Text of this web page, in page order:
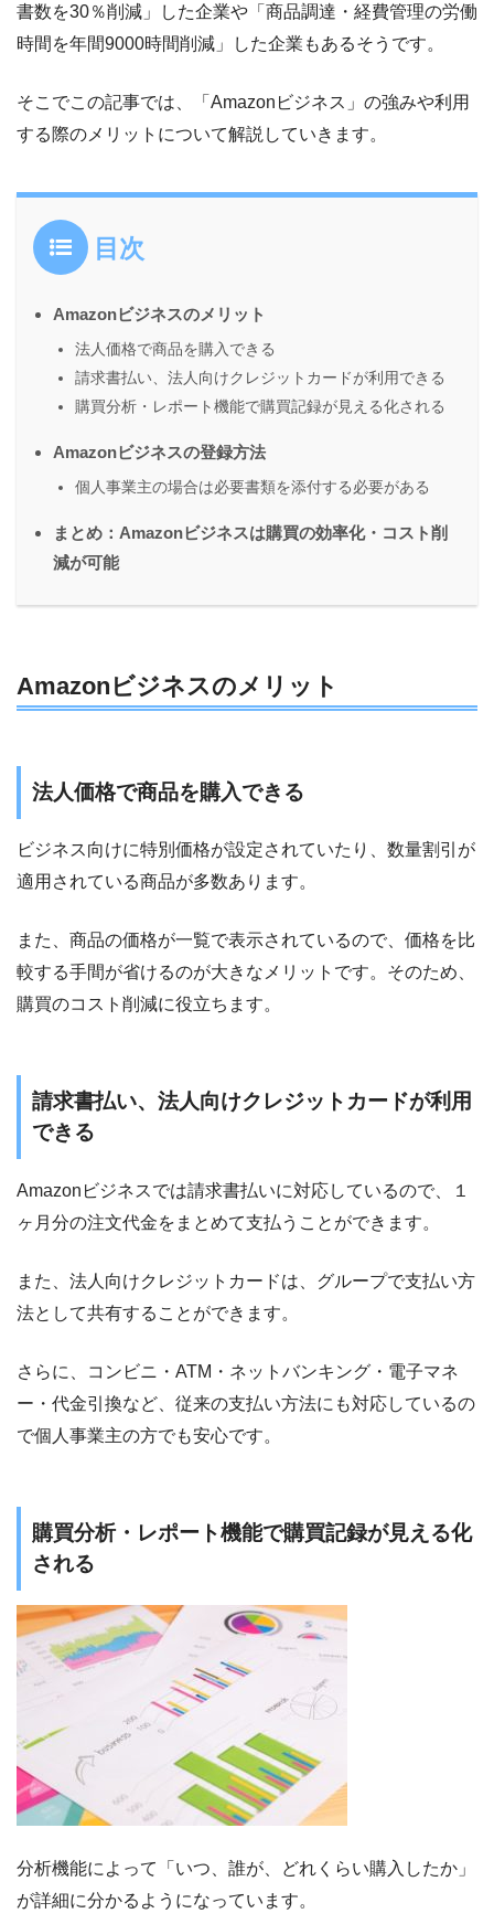
書数を30％削減」した企業や「商品調達・経費管理の労働
時間を年間9000時間削減」した企業もあるそうです。
そこでこの記事では、「Amazonビジネス」の強みや利用
する際のメリットについて解説していきます。
目次
Amazonビジネスのメリット
法人価格で商品を購入できる
請求書払い、法人向けクレジットカードが利用できる
購買分析・レポート機能で購買記録が見える化される
Amazonビジネスの登録方法
個人事業主の場合は必要書類を添付する必要がある
まとめ：Amazonビジネスは購買の効率化・コスト削
減が可能
Amazonビジネスのメリット
法人価格で商品を購入できる
ビジネス向けに特別価格が設定されていたり、数量割引が
適用されている商品が多数あります。
また、商品の価格が一覧で表示されているので、価格を比
較する手間が省けるのが大きなメリットです。そのため、
購買のコスト削減に役立ちます。
請求書払い、法人向けクレジットカードが利用
できる
Amazonビジネスでは請求書払いに対応しているので、１
ヶ月分の注文代金をまとめて支払うことができます。
また、法人向けクレジットカードは、グループで支払い方
法として共有することができます。
さらに、コンビニ・ATM・ネットバンキング・電子マネ
ー・代金引換など、従来の支払い方法にも対応しているの
で個人事業主の方でも安心です。
購買分析・レポート機能で購買記録が見える化
される
分析機能によって「いつ、誰が、どれくらい購入したか」
が詳細に分かるようになっています。